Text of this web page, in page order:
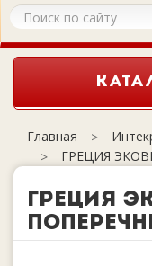
Главная
ГРЕЦИЯ
ГРЕЦИЯ